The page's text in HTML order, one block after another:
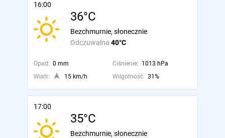
16:00
36°C
Odczuwalna 40°C
Bezchmurnie, słonecznie
Opad: 0 mm Ciśnienie: 1013 hPa
Wiatr:
15 km/h Wilgotność: 31%
17:00
35°C
Bezchmurnie, słonecznie